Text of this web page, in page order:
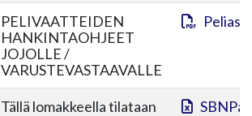
PELIVAATTEIDEN
HANKINTAOHJEET
JOJOLLE /
VARUSTEVASTAAVALLE
Tällä lomakkeella tilataan